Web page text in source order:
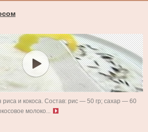
риса и кокоса. Состав: рис — 50 гр; сахар — 60
молоко...